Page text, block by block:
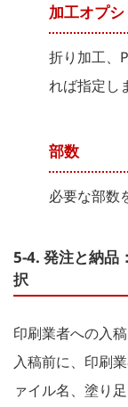
加工オプ
折り加工、
れば指定し
部数
必要な部数
5-4. 発注と納品
択
印刷業者への入
入稿前に、印刷
ァイル名、塗り